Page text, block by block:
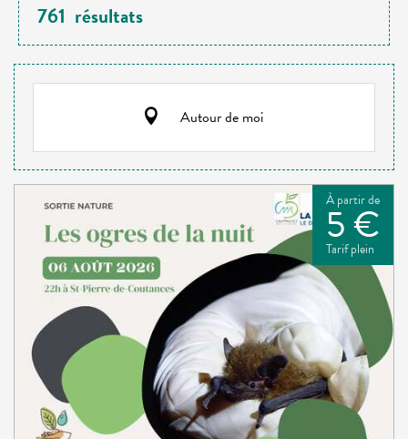
761 résultats
Autour de moi
À partir de
5 €
Tarif plein